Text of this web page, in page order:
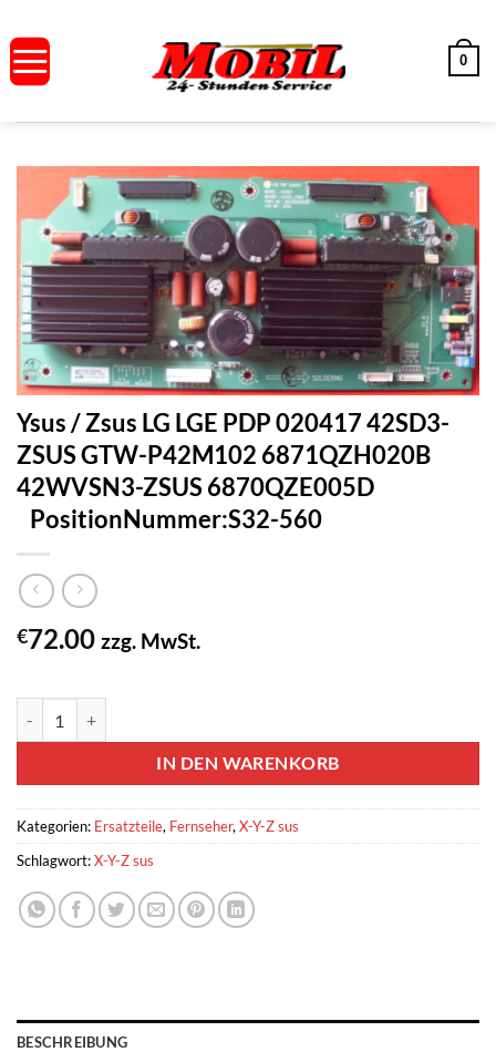
Inhalt
springen
0
Ysus / Zsus LG LGE PDP 020417 42SD3-
ZSUS GTW-P42M102 6871QZH020B
42WVSN3-ZSUS 6870QZE005D
PositionNummer:S32-560
€72.00 zzg. MwSt.
IN DEN WARENKORB
Kategorien: Ersatzteile, Fernseher, X-Y-Z sus
Schlagwort:X-Y-Z sus
BESCHREIBUNG